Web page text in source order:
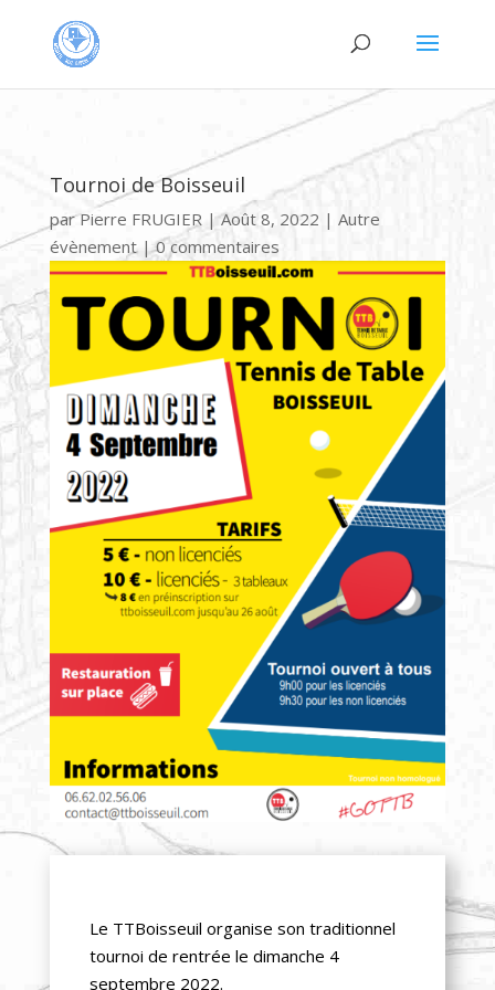
Tournoi de Boisseuil
parPierre FRUGIER|Août 8, 2022 | Autre
évènement|0 commentaires
Le TTBoisseuil organise son traditionnel
tournoi de rentrée le dimanche 4
septembre 2022.